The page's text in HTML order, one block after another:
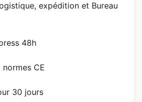
expédition et Bureau
48h
CE
30 jours